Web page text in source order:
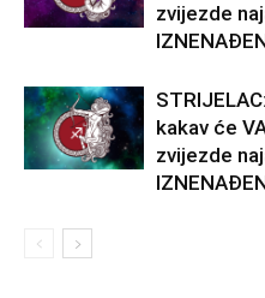
zvijezde
kakav će
zvijezde